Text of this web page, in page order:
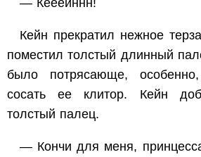
— Кееейннн!
Кейн прекратил нежное
поместил толстый длинный
было потрясающе,
сосать ее клитор. Кейн
толстый палец.
— Кончи для меня,